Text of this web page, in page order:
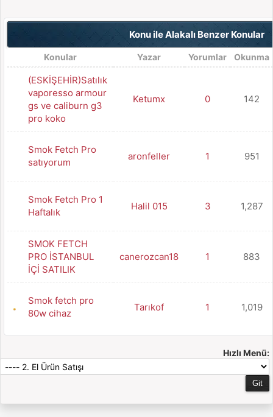
Konu ile Alakalı Benzer Konular
Konular Yazar Yorumlar Okunma
(ESKİŞEHİR)Satılık
vaporesso armour
gs ve caliburn g3
pro koko
Ketumx 0 142
Smok Fetch Pro
satıyorum
aronfeller 1 951
Smok Fetch Pro 1
Haftalık
Halil 015 3 1,287
SMOK FETCH
PRO İSTANBUL
İÇİ SATILIK
canerozcan18 1 883
Smok fetch pro
80w cihaz
Tarıkof 1 1,019
Hızlı Menü: